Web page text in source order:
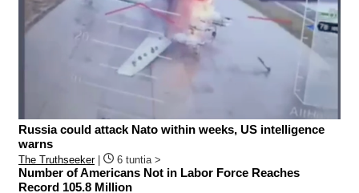
Russia could attack Nato within weeks, US intelligence
warns
The Truthseeker| 6 tuntia >
Number of Americans Not in Labor Force Reaches
Record 105.8 Million